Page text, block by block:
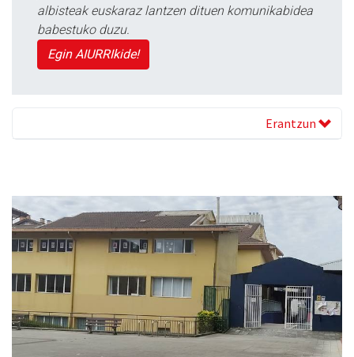
albisteak euskaraz lantzen dituen komunikabidea
babestuko duzu.
Egin AIURRIkide!
Erantzun